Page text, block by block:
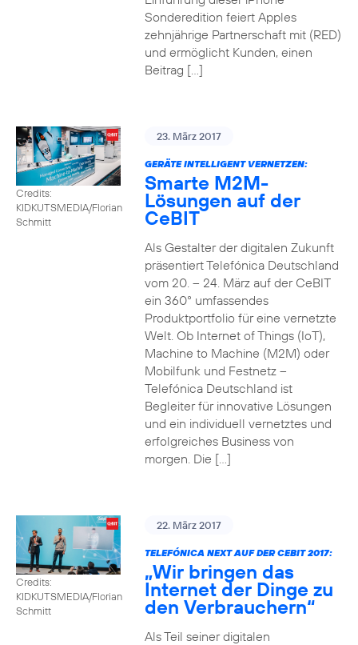
Sonderedition feiert Apples
zehnjährige Partnerschaft mit (RED)
und ermöglicht Kunden, einen
Beitrag […]
Credits:
KIDKUTSMEDIA/Florian
Schmitt
23. März 2017
GERÄTE INTELLIGENT VERNETZEN:
Smarte M2M-
Lösungen auf der
CeBIT
Als Gestalter der digitalen Zukunft
präsentiert Telefónica Deutschland
vom 20. – 24. März auf der CeBIT
ein 360° umfassendes
Produktportfolio für eine vernetzte
Welt. Ob Internet of Things (IoT),
Machine to Machine (M2M) oder
Mobilfunk und Festnetz –
Telefónica Deutschland ist
Begleiter für innovative Lösungen
und ein individuell vernetztes und
erfolgreiches Business von
morgen. Die […]
Credits:
KIDKUTSMEDIA/Florian
Schmitt
22. März 2017
TELEFÓNICA NEXT AUF DER CEBIT 2017:
„Wir bringen das
Internet der Dinge zu
den Verbrauchern“
Als Teil seiner digitalen